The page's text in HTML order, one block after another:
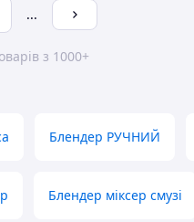
...
з 1000+
Блендер РУЧНИЙ
Блендер міксер смузі